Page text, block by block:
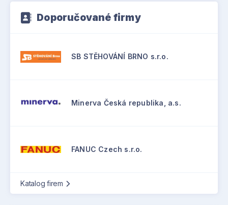
Doporučované firmy
SB STĚHOVÁNÍ BRNO s.r.o.
Minerva Česká republika, a.s.
FANUC Czech s.r.o.
Katalog firem